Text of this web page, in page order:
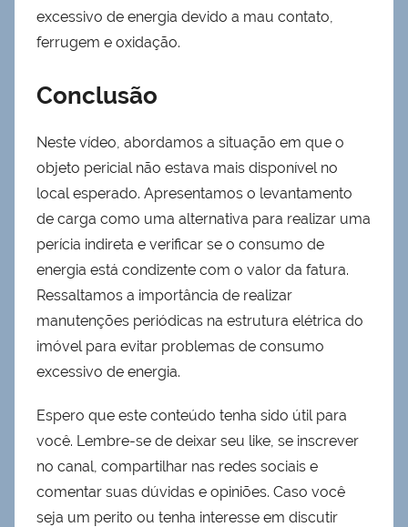
excessivo de energia devido a mau contato,
ferrugem e oxidação.
Conclusão
Neste vídeo, abordamos a situação em que o
objeto pericial não estava mais disponível no
local esperado. Apresentamos o levantamento
de carga como uma alternativa para realizar uma
perícia indireta e verificar se o consumo de
energia está condizente com o valor da fatura.
Ressaltamos a importância de realizar
manutenções periódicas na estrutura elétrica do
imóvel para evitar problemas de consumo
excessivo de energia.
Espero que este conteúdo tenha sido útil para
você. Lembre-se de deixar seu like, se inscrever
no canal, compartilhar nas redes sociais e
comentar suas dúvidas e opiniões. Caso você
seja um perito ou tenha interesse em discutir